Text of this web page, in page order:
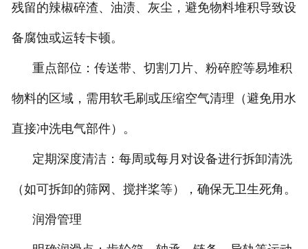
残留的辣椒碎渣、油渍、灰尘，避免物料堆积导致设
备腐蚀或运转卡顿。
重点部位：传送带、切割刀片、粉碎腔等易堆积
物料的区域，需用软毛刷或压缩空气清理（避免用水
直接冲洗电气部件）。
定期深度清洁：每周或每月对设备进行拆卸清洗
（如可拆卸的筛网、搅拌桨等），确保无卫生死角。
润滑管理